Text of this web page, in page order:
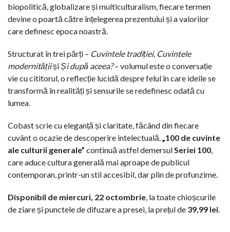
biopolitică, globalizare și multiculturalism, fiecare termen
devine o poartă către înțelegerea prezentului și a valorilor
care definesc epoca noastră.
Structurat în trei părți – Cuvintele tradiției, Cuvintele
modernitățiișiȘi după aceea?– volumul este o conversație
vie cu cititorul, o reflecție lucidă despre felul în care ideile se
transformă în realități și sensurile se redefinesc odată cu
lumea.
Cobast scrie cu eleganță și claritate, făcând din fiecare
cuvânt o ocazie de descoperire intelectuală.
„100 de cuvinte
ale culturii generale” continuă astfel demersul Seriei 100
care aduce cultura generală mai aproape de publicul
contemporan, printr-un stil accesibil, dar plin de profunzime.
Disponibil de miercuri, 22 octombrie , la toate chioșcurile
de ziare și punctele de difuzare a presei, la prețul de 39,99 lei